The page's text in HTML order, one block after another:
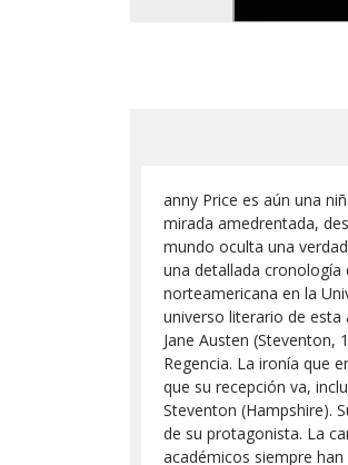
anny Price es aún una
mirada amedrentada,
mundo oculta una
una detallada cronología
norteamericana en la
universo literario de
Jane Austen
Regencia. La ironía que
que su recepción va,
Steventon (Hampshire).
de su protagonista. La
académicos siempre